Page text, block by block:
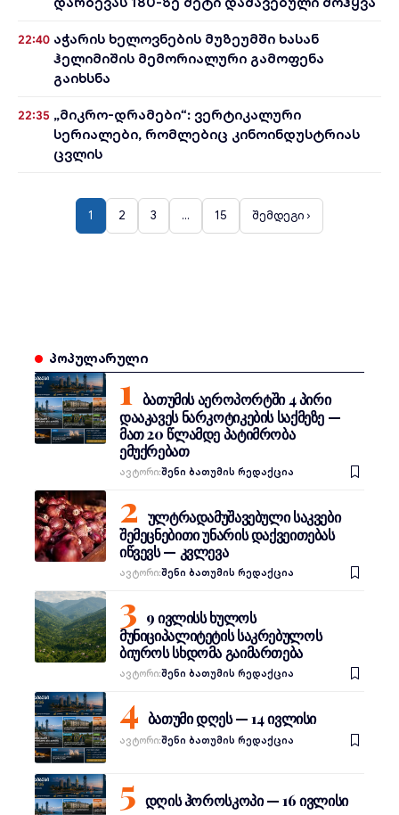
22:40 აჭარის ხელოვნების მუზეუმში ხასან
ჰელიმიშის მემორიალური გამოფენა
გაიხსნა
22:35 „მიკრო-დრამები“: ვერტიკალური
სერიალები, რომლებიც კინოინდუსტრიას
ცვლის
1 2 3 … 15 შემდეგი ›
პოპულარული
ბათუმის აეროპორტში 4 პირი
დააკავეს ნარკოტიკების საქმეზე —
მათ 20 წლამდე პატიმრობა
ემუქრებათ
Ავტორი:შენი ბათუმის რედაქცია
ულტრადამუშავებული საკვები
შემეცნებითი უნარის დაქვეითებას
იწვევს — კვლევა
Ავტორი:შენი ბათუმის რედაქცია
9 ივლისს ხულოს
მუნიციპალიტეტის საკრებულოს
ბიუროს სხდომა გაიმართება
Ავტორი:შენი ბათუმის რედაქცია
ბათუმი დღეს — 14 ივლისი
Ავტორი:შენი ბათუმის რედაქცია
დღის ჰოროსკოპი — 16 ივლისი